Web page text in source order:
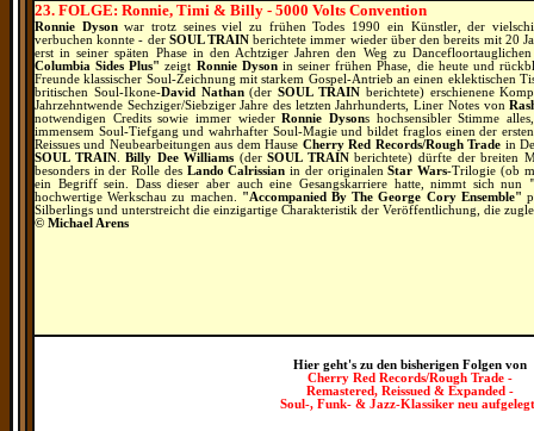
23. FOLGE: Ronnie, Timi & Billy - 5000 Volts Convention
Ronnie Dysonwar trotz seines viel zu frühen Todes 1990 ein Künstler, der
verbuchen konnte - der SOUL TRAIN berichtete immer wieder über den bereits mit 20
erst in seiner späten Phase in den Achtziger Jahren den Weg zu
Columbia Sides Plus" zeigt Ronnie Dysonin seiner frühen Phase, die heute und
Freunde klassischer Soul-Zeichnung mit starkem Gospel-Antrieb an einen eklektischen
britischen Soul-Ikone-David Nathan(derSOUL TRAIN berichtete) erschienene
Jahrzehntwende Sechziger/Siebziger Jahre des letzten Jahrhunderts, Liner Notes von
notwendigen Credits sowie immer wiederRonnie Dysons hochsensibler Stimme
immensem Soul-Tiefgang und wahrhafter Soul-Magie und bildet fraglos einen der
Reissues und Neubearbeitungen aus dem Hause Cherry Red Records/Rough Trade in
SOUL TRAIN. Billy Dee Williams (derSOUL TRAINberichtete) dürfte der breiten
besonders in der Rolle des Lando Calrissian in der originalenStar Wars-Trilogie (ob
ein Begriff sein. Dass dieser aber auch eine Gesangskarriere hatte, nimmt sich nun
hochwertige Werkschau zu machen.
"Accompanied By The George Cory Ensemble"
Silberlings und unterstreicht die einzigartige Charakteristik der Veröffentlichung, die
© Michael Arens
Hier geht's zu den bisherigen Folgen von
Cherry Red Records/Rough Trade-
Remastered, Reissued & Expanded -
Soul-, Funk- & Jazz-Klassiker neu aufgelegt